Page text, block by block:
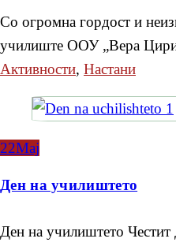
Со огромна гордост и
училиште ООУ „Вера
Активности, Настани
22Мај
Ден на училиштето
Ден на училиштето